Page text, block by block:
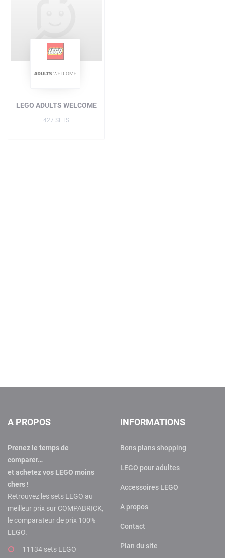
LEGO ADULTS WELCOME
427 SETS
A PROPOS
Prenez le temps de
comparer…
et achetez vos LEGO moins
chers !
Retrouvez les sets LEGO au
meilleur prix sur COMPABRICK,
le comparateur de prix 100%
LEGO.
11134 sets LEGO
INFORMATIONS
Bons plans shopping
LEGO pour adultes
Accessoires LEGO
A propos
Contact
Plan du site